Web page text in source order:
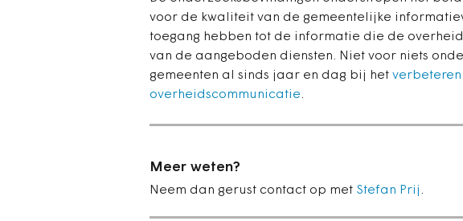
voor de kwaliteit van de gemeentelijke
toegang hebben tot de informatie die de
van de aangeboden diensten. Niet voor niets
gemeenten al sinds jaar en dag bij het
overheidscommunicatie.
Meer weten?
Neem dan gerust contact op met Stefan Prij.